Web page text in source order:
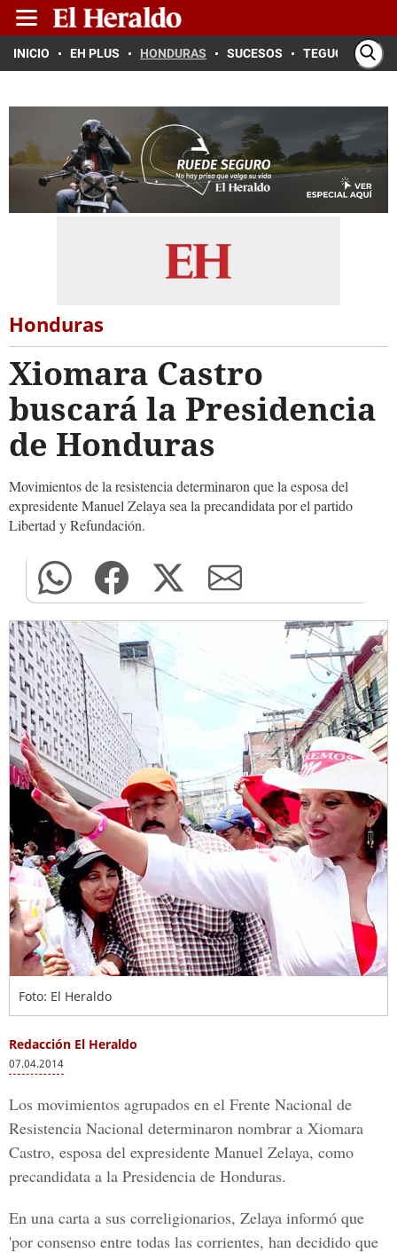
INICIO EH PLUS HONDURAS SUCESOS TEGUCIGALPA
Honduras
Xiomara Castro
buscará la Presidencia
de Honduras
Movimientos de la resistencia determinaron que la esposa del
expresidente Manuel Zelaya sea la precandidata por el partido
Libertad y Refundación.
Foto: El Heraldo
Redacción El Heraldo
07.04.2014
Los movimientos agrupados en el Frente Nacional de
Resistencia Nacional determinaron nombrar a Xiomara
Castro, esposa del expresidente Manuel Zelaya, como
precandidata a la Presidencia de Honduras.
En una carta a sus correligionarios, Zelaya informó que
'por consenso entre todas las corrientes, han decidido que